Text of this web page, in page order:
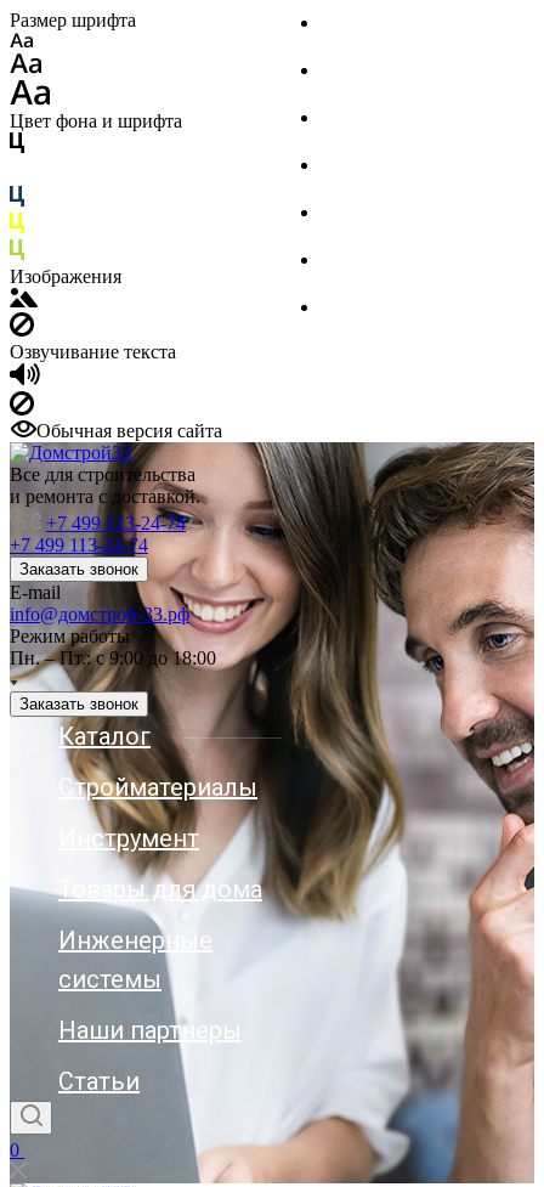
Размер шрифта
Цвет фона и шрифта
Изображения
Озвучивание текста
Обычная версия сайта
Все для строительства
и ремонта с доставкой.
+7 499 113-24-74
+7 499 113-24-74
Заказать звонок
E-mail
info@домстрой-33.рф
Режим работы
Пн. – Пт.: с 9:00 до 18:00
Заказать звонок
Каталог
Стройматериалы
Инструмент
Товары для дома
Инженерные
системы
Наши партнеры
Статьи
0